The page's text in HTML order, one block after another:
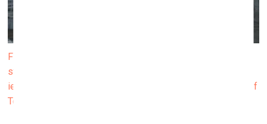
Fūre, ko vada Diāna Tamanes mamma, vienu diennakti
stāvēja Gentes Laikmetīgās mākslas muzeja S.M.A.K.
iekšpagalmā, lai mamma pagūtu izskatīt izstādi Typology of
Touch